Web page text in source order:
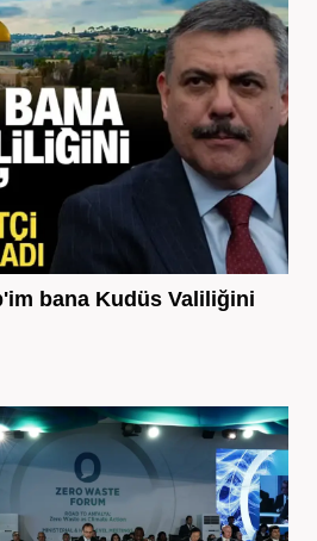
bana Kudüs Valiliğini